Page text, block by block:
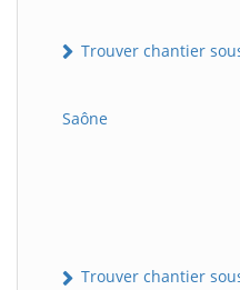
Trouver chantier
Saône
Trouver chantier